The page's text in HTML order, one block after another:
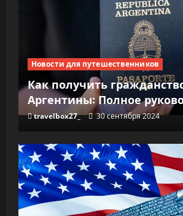
Новости для путешественников
Как получить
Аргентины: Полное
travelbox27_ 30 сентября 2024